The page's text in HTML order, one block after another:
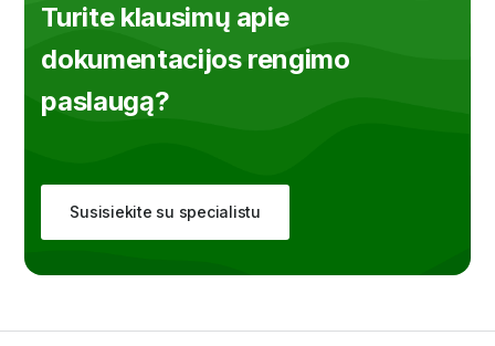
Turite klausimų apie
dokumentacijos rengimo
paslaugą?
Susisiekite su specialistu